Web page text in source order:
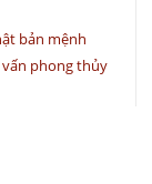
bản mệnh
phong thủy